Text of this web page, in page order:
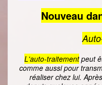
Nouveau
L'auto-traitementpeut
comme aussi pour
réaliser chez lui.